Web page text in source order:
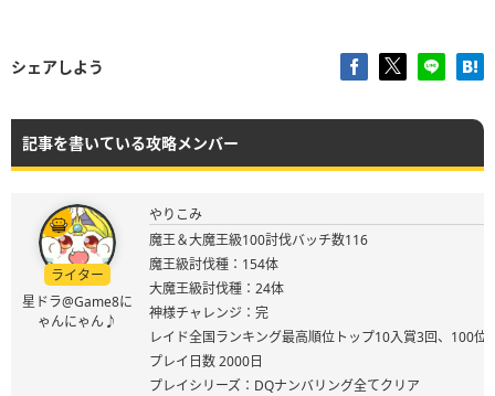
シェアしよう
記事を書いている攻略メンバー
ライター
星ドラ@Game8に
ゃんにゃん♪
やりこみ
魔王＆大魔王級100討伐バッチ数116
魔王級討伐種：154体
大魔王級討伐種：24体
神様チャレンジ：完
レイド全国ランキング最高順位トップ10入賞3回、100位
プレイ日数 2000日
プレイシリーズ：DQナンバリング全てクリア